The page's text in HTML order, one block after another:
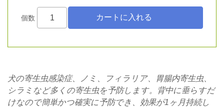
個数
犬の寄生虫感染症、ノミ、フィラリア、胃腸内寄生虫、
シラミなど多くの寄生虫を予防します。背中に垂らすだ
けなので簡単かつ確実に予防でき、効果が1ヶ月持続し